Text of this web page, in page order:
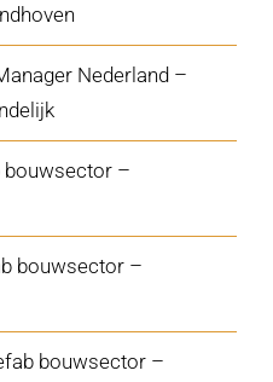
Nederland –
bouwsector –
bouwsector –
bouwsector –